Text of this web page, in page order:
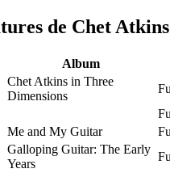
de Chet Atkins
Album
Chet Atkins in Three
Dimensions
Me and My Guitar
Galloping Guitar: The Early
Years